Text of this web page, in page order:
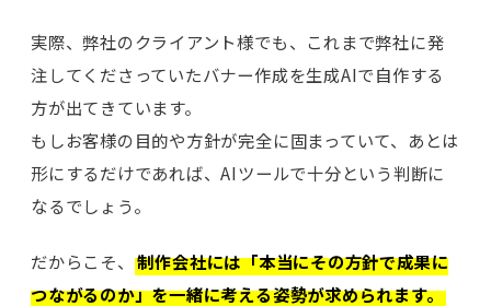
実際、弊社のクライアント様でも、これまで弊社に発
注してくださっていたバナー作成を生成AIで自作する
方が出てきています。
もしお客様の目的や方針が完全に固まっていて、あとは
形にするだけであれば、AIツールで十分という判断に
なるでしょう。
だからこそ、
制作会社には「本当にその方針で成果に
つながるのか」を一緒に考える姿勢が求められます。